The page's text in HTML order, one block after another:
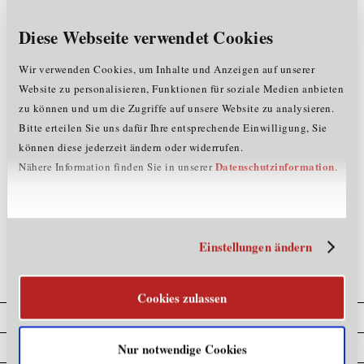
Diese Webseite verwendet Cookies
Wir verwenden Cookies, um Inhalte und Anzeigen auf unserer
Website zu personalisieren, Funktionen für soziale Medien anbieten
zu können und um die Zugriffe auf unsere Website zu analysieren.
Bitte erteilen Sie uns dafür Ihre entsprechende Einwilligung, Sie
können diese jederzeit ändern oder widerrufen.
Nähere Information finden Sie in unsererDatenschutzinformation.
Einstellungen ändern
Cookies zulassen
Nur notwendige Cookies
drücken Sie danach die F5-Taste (Refresh) oder starten
Tipps, wie Sie den Browserverlauf Ihres Computers
löschen können, finden Siehier.
Sollte das Problem weiterhin bestehen, wenden Sie sich
bitte vertrauensvoll an unser Team untert+43.
(0)512.576262 oder perEmail.
Cookie Erklärung